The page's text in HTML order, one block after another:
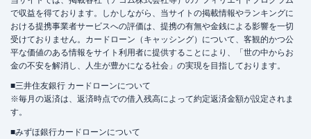
で収益を得ております。しかしながら、当サイトの掲載情報やランキングに
おける提携事業者サービスへの評価は、提携の有無や金銭による影響を一切
受けておりません。カードローン（キャッシング）について、客観的かつ公
平な価値のある情報をサイト利用者に提供することにより、「世の中からお
金の不安を解消し、人生が豊かになる社会」の実現を目指しております。
■三井住友銀行 カードローンについて
※毎月の返済は、返済時点での借入残高によって約定返済金額が設定されま
す。
■みずほ銀行カードローンについて